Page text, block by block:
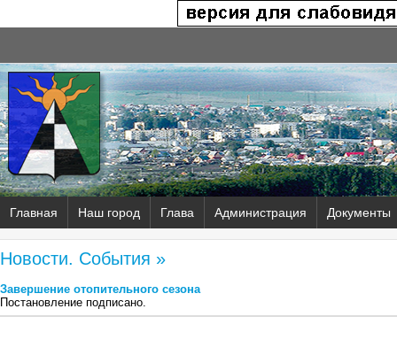
Главная Наш город Глава Администрация Документы
Новости. События »
Завершение отопительного сезона
Постановление подписано.